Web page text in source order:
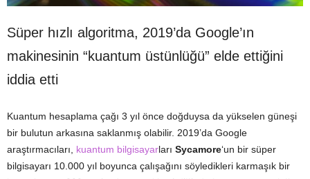
Süper hızlı algoritma, 2019’da Google’ın
makinesinin “kuantum üstünlüğü” elde ettiğini
iddia etti
Kuantum hesaplama çağı 3 yıl önce doğduysa da yükselen güneşi
bir bulutun arkasına saklanmış olabilir. 2019’da Google
araştırmacıları, kuantum bilgisayarları Sycamore‘un bir süper
bilgisayarı 10.000 yıl boyunca çalışağını söyledikleri karmaşık bir